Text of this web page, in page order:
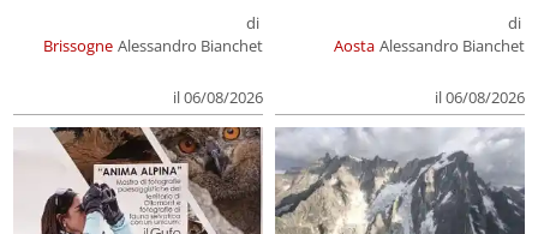
Brissogne
di
Alessandro Bianchet
il 06/08/2026
Aosta
di
Alessandro Bianchet
il 06/08/2026